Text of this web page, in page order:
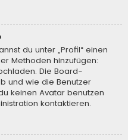
du unter „Profil“ einen
Methoden hinzufügen:
Die Board-
und wie die Benutzer
keinen Avatar benutzen
kontaktieren.